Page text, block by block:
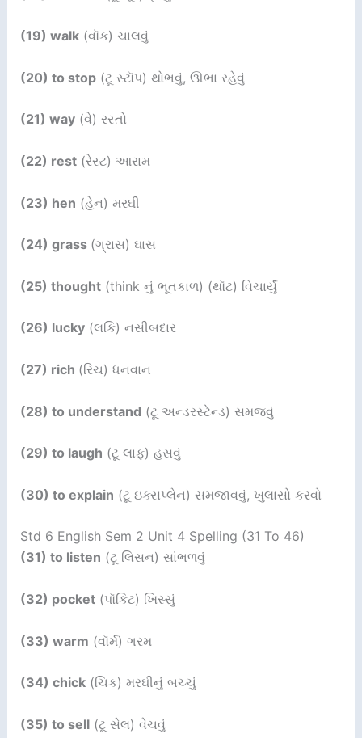
(19) walk(વૉક) ચાલવું
(20) to stop(ટૂ સ્ટૉપ) થોભવું, ઊભા રહેવું
(21) way(વે) રસ્તો
(22) rest(રેસ્ટ) આરામ
(23) hen (હેન) મરઘી
(24) grass (ગ્રાસ) ઘાસ
(25) thought(think નું ભૂતકાળ) (થૉટ) વિચાર્યું
(26) lucky(લકિ) નસીબદાર
(27) rich (રિચ) ધનવાન
(28) to understand (ટૂ અન્ડરસ્ટેન્ડ) સમજવું
(29) to laugh (ટૂ લાફ) હસવું
(30) to explain (ટૂ ઇક્સપ્લેન) સમજાવવું, ખુલાસો કરવો
Std 6 English Sem 2 Unit 4 Spelling (31 To 46)
(31) to listen (ટૂ લિસન) સાંભળવું
(32) pocket(પૉકિટ) ખિસ્સું
(33) warm (વૉર્મ) ગરમ
(34) chick(ચિક) મરઘીનું બચ્ચું
(35) to sell(ટૂ સેલ) વેચવું